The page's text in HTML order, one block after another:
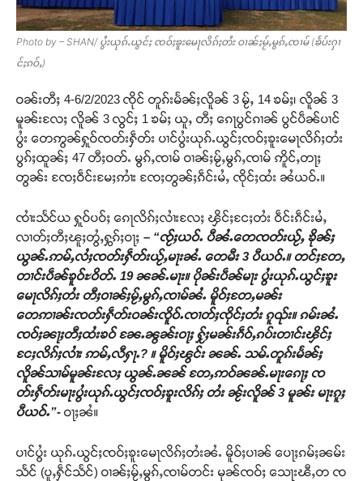
Photo by – SHAN/ ပွႆးယုၵ်ႉယွင်ႈ ၸဝ်ႈၶူးမေႃလိၵ်ႈတႆး ဝၢၼ်ႈမႂ်ႇမွၵ်ႇၸၢမ် (ၶႅပ်းႁၢ
င်ႈၵဝ်ႇ)
ဝၼ်းတီႈ 4-6/2/2023 ၸိုင် တူၵ်းမႅၼ်ႈလိူၼ် 3 မႂ်ႇ 14 ၶမ်ႈ၊ လိူၼ် 3
မူၼ်းလႄႈ လိူၼ် 3 လွင်ႈ 1 ၶမ်ႈ ယူႇ တီႈ ၵေႃပွင်ၵၢၼ် ပွင်ပဵၼ်ပၢင်
ပွႆး တေဢွၼ်ႁူဝ်ၸတ်းႁဵတ်း ပၢင်ပွႆးယုၵ်ႉယွင်ႈၸဝ်ႈၶူးမေႃလိၵ်ႈတႆး
ပွၵ်ႈထူၼ်ႈ 47 တီႈဝတ်ႉ မွၵ်ႇၸၢမ် ဝၢၼ်ႈမႂ်ႇမွၵ်ႇၸၢမ် ဢိူင်ႇတႃႈ
တွၼ်း ၸႄႈဝဵင်းမႄႈဢၢႆး ၸႄႈတွၼ်ႈၵဵင်းမႆႇ ၸိုင်ႈထႆး ၼႆယဝ်ႉ။
ၸၢႆးသႅင်ယ ႁူဝ်ပဝ်ႈ ၵေႃလိၵ်ႈလၢႆးလႄႈ ၾိင်ႈငႄႈတႆး ဝဵင်းၵဵင်းမႆႇ
လၢတ်ႈတီႈၽူႈတွႆႇႁွၵ်ႈဝႃႈ – “ၸႂ်ႈယဝ်ႉ ပီၼႆႉတေၸတ်းယႂ်ႇ ၶိုၼ်ႈ
ယွၼ်ႉဢမ်ႇလႆႈၸတ်းႁဵတ်းယႂ်ႇမႃးၼႆႉ တေမီး 3 ပီယဝ်ႉ။ တင်ႈတႄႇ
တၢင်းပဵၼ်ၶူဝ်ႊဝိတ်ႉ 19 ၼၼ်ႉမႃး။ ပိုၼ်းပဵၼ်မႃး ပွႆးယုၵ်ႉယွင်ႈၶူး
မေႃလိၵ်ႈတႆး တီႈဝၢၼ်ႈမႂ်ႇမွၵ်ႇၸၢမ်ၼႆႉ မိူဝ်ႈတႄႇမၼ်း
တေဢၢၼ်းၸတ်းႁဵတ်းဝၼ်းၸိူဝ်ႉၸၢတ်ႈၸိုင်ႈတႆး ၵူၺ်း။ ၵမ်းၼႆႉ
ၸဝ်ႈၼႃႈတီႈထႆးၶဝ် ၼႄႉၼွၼ်းဝႃႈ ႁႂ်ႈမၼ်းၵဵဝ်ႇၵပ်းတၢင်းၾိင်ႈ
ငႄႈလိၵ်ႈလၢႆး ဢမ်ႇလီႁႃႉ? ။ မိူဝ်ႈၽွင်း ၼၼ်ႉ သမ်ႉတူၵ်းမႅၼ်ႈ
လိူၼ်သၢမ်မူၼ်းလႄႈ ယွၼ်ႉၼၼ် တႄႇဢဝ်ၼၼ်ႉမႃးၵေႃႈ ၸ
တ်းႁဵတ်းမႃးပွႆးယုၵ်ႉယွင်ႈၸဝ်ႈၶူးလိၵ်ႈ တႆး ၼႂ်းလိူၼ် 3 မူၼ်း မႃးၵူႈ
ပီယဝ်ႉ”- ဝႃႈၼႆ။
ပၢင်ပွႆး ယုၵ်ႉယွင်ႈၸဝ်ႈၶူးမေႃလိၵ်ႈတႆးၼႆႉ မိူဝ်ႈပၢၼ် ပေႃႈၵမ်ႈၼမ်း
သႅင် (ပူႇႁဵင်သႅင်) ဝၢၼ်ႈမႂ်ႇမွၵ်ႇၸၢမ်တင်း မုၼ်ၸဝ်ႈ သေႃးၽီႇတ ၸ